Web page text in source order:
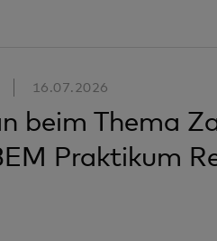
16.07.2026
beim Thema
Praktikum